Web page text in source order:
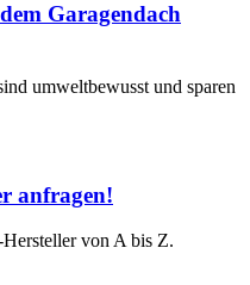
Garagendach
umweltbewusst und sparen
anfragen!
von A bis Z.